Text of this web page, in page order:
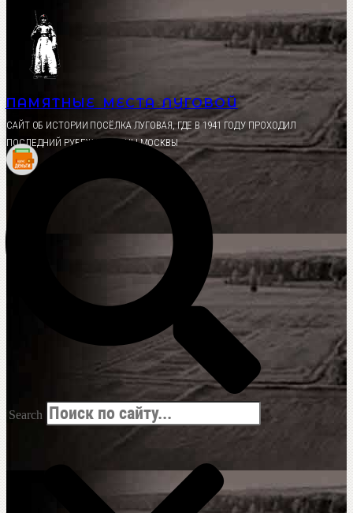
Перейти
содержимому
ПАМЯТНЫЕ МЕСТА ЛУГОВОЙ
CАЙТ ОБ ИСТОРИИ ПОСЁЛКА ЛУГОВАЯ, ГДЕ В 1941 ГОДУ ПРОХОДИЛ
ПОСЛЕДНИЙ РУБЕЖ ОБОРОНЫ МОСКВЫ
Search